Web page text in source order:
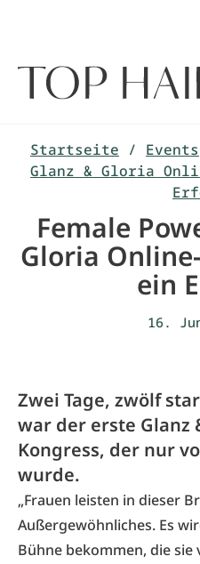
Startseite / Events
Glanz & Gloria
Female
Gloria
ein
16.
Zwei Tage, zwölf
war der erste Glanz
Kongress, der nur
wurde.
„Frauen leisten in dieser
Außergewöhnliches. Es
Bühne bekommen, die sie